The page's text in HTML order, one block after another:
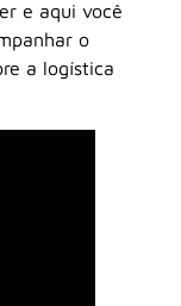
e aqui você
o
a logística